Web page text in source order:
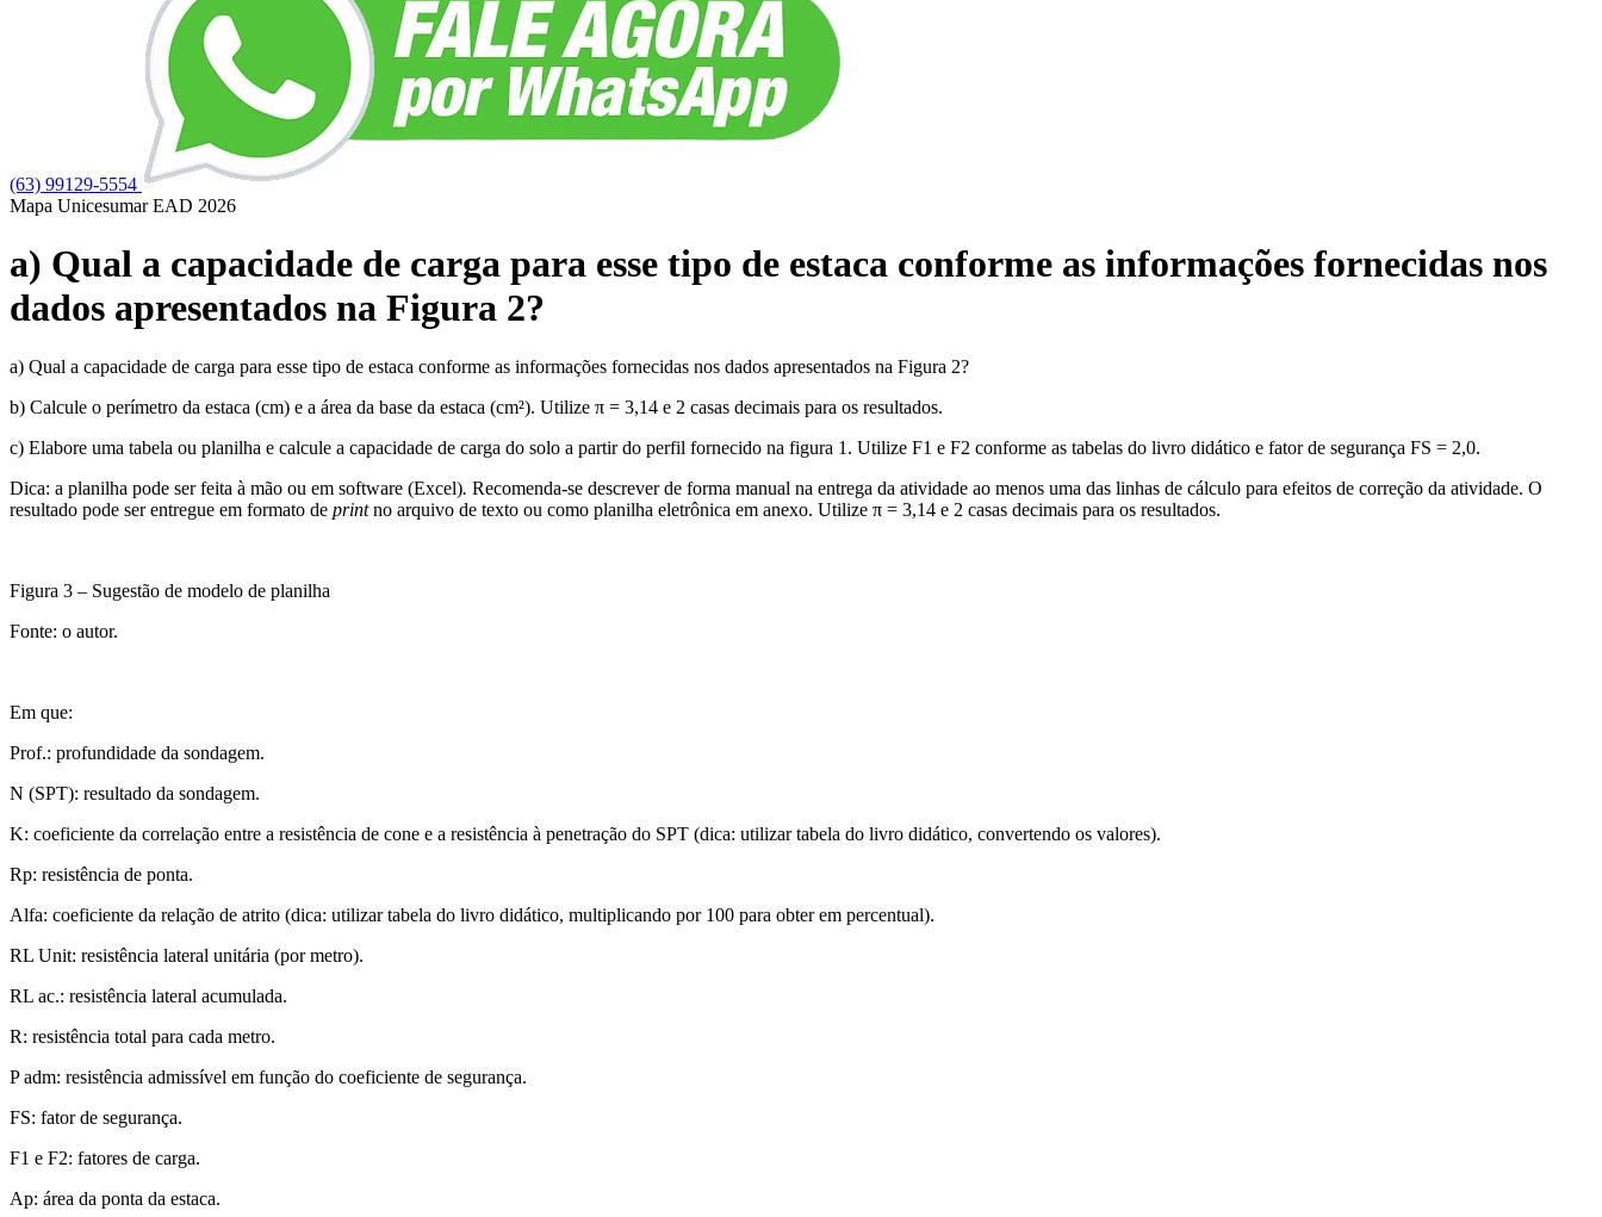
(63) 99129-5554
Mapa Unicesumar EAD 2026
a) Qual a capacidade de carga para esse tipo de estaca conforme as informações fornecidas nos
dados apresentados na Figura 2?
a) Qual a capacidade de carga para esse tipo de estaca conforme as informações fornecidas nos dados apresentados na Figura 2?
b) Calcule o perímetro da estaca (cm) e a área da base da estaca (cm²). Utilize π = 3,14 e 2 casas decimais para os resultados.
c) Elabore uma tabela ou planilha e calcule a capacidade de carga do solo a partir do perfil fornecido na figura 1. Utilize F1 e F2 conforme as tabelas do livro didático e fator de segurança FS = 2,0.
Dica: a planilha pode ser feita à mão ou em software (Excel). Recomenda-se descrever de forma manual na entrega da atividade ao menos uma das linhas de cálculo para efeitos de correção da atividade. O
resultado pode ser entregue em formato de printno arquivo de texto ou como planilha eletrônica em anexo. Utilize π = 3,14 e 2 casas decimais para os resultados.
Figura 3 – Sugestão de modelo de planilha
Fonte: o autor.
Em que:
Prof.: profundidade da sondagem.
N (SPT): resultado da sondagem.
K: coeficiente da correlação entre a resistência de cone e a resistência à penetração do SPT (dica: utilizar tabela do livro didático, convertendo os valores).
Rp: resistência de ponta.
Alfa: coeficiente da relação de atrito (dica: utilizar tabela do livro didático, multiplicando por 100 para obter em percentual).
RL Unit: resistência lateral unitária (por metro).
RL ac.: resistência lateral acumulada.
R: resistência total para cada metro.
P adm: resistência admissível em função do coeficiente de segurança.
FS: fator de segurança.
F1 e F2: fatores de carga.
Ap: área da ponta da estaca.